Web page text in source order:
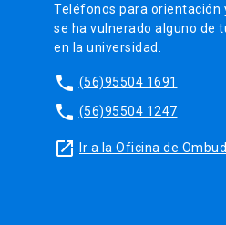
Teléfonos para orientación
se ha vulnerado alguno de
en la universidad.
phone (56)95504 1691
phone (56)95504 1247
launch Ir a la Oficina de